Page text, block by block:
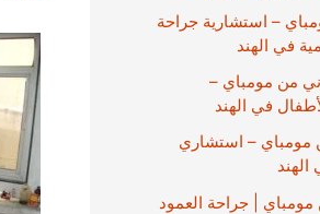
– استشارية جراحة
في الهند
من مومباي –
في الهند
مومباي – استشاري
مومباي | جراحة العمود